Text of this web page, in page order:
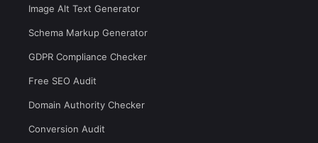
Image Alt Text Generator
Schema Markup Generator
GDPR Compliance Checker
Free SEO Audit
Domain Authority Checker
Conversion Audit